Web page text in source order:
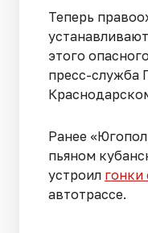
Теперь
этого
пресс-служба
Ранее
пьяном
устроил гонки
автотрассе.